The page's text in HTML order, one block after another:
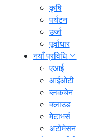
कृषि
पर्यटन
उर्जा
पूर्वाधार
नयाँ प्रविधि
एआई
आईओटी
ब्लकचेन
क्लाउड
मेटाभर्स
अटोमेसन